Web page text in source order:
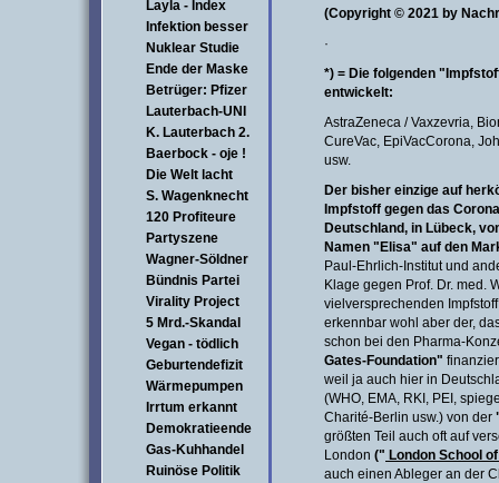
Layla - Index
Infektion besser
Nuklear Studie
Ende der Maske
Betrüger: Pfizer
Lauterbach-UNI
K. Lauterbach 2.
Baerbock - oje !
Die Welt lacht
S. Wagenknecht
120 Profiteure
Partyszene
Wagner-Söldner
Bündnis Partei
Virality Project
5 Mrd.-Skandal
Vegan - tödlich
Geburtendefizit
Wärmepumpen
Irrtum erkannt
Demokratieende
Gas-Kuhhandel
Ruinöse Politik
(Copyright © 2021 by
·
*) = Die folgenden
entwickelt:
AstraZeneca / Vaxzevria,
CureVac, EpiVacCorona,
usw.
Der bisher einzige auf
Impfstoff gegen das
Deutschland, in Lübeck,
Namen "Elisa" auf den
Paul-Ehrlich-Institut und
Klage gegen Prof. Dr. med.
vielversprechenden
erkennbar wohl aber der,
schon bei den Pharma-
Gates-Foundation"
weil ja auch hier in
(WHO, EMA, RKI, PEI,
Charité-Berlin usw.) von der
größten Teil auch oft auf
London (" London School
auch einen Ableger an der